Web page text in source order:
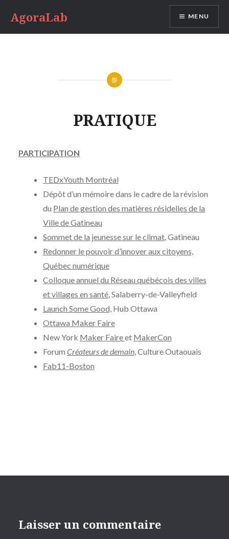
contenu
AgoraLab MENU
PRATIQUE
PARTICIPATION
TEDxYouth Montréal
Dépôt d’un mémoire dans le cadre de la révision
du Plan de gestion des matières résidelles de la
Ville de Gatineau
Sommet de la jeunesse sur le climat, Gatineau
Redonner le pouvoir d’innover aux citoyens,
Québec numérique
Colloque annuel du Réseau québécois des villes
et villages en santé, Salaberry-de-Valleyfield
Launch Some Good,Hub Ottawa
Ottawa Maker Faire
New York Maker Faireet MakerCon
Forum Créateurs de demain, Culture Outaouais
Fab11-Boston
Laisser un commentaire